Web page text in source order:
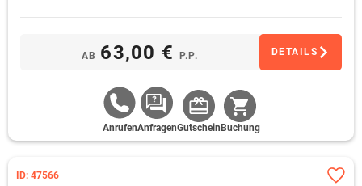
AB 63,00 € P.P. DETAILS
AnrufenAnfragenGutschein Buchung
ID: 47566